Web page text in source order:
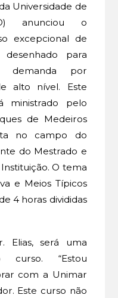
Universidade de
anunciou o
excepcional de
desenhado para
demanda por
alto nível. Este
ministrado pelo
de Medeiros
no campo do
do Mestrado e
O tema
e Meios Típicos
4 horas divididas
Elias, será uma
curso. “Estou
com a Unimar
Este curso não